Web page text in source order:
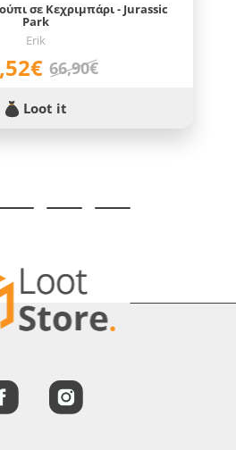
σε Κεχριμπάρι - Jurassic
Park
Erik
66,90€
Loot it